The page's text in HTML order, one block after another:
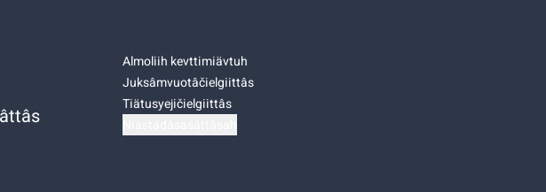
Almoliih kevttimiävtuh
Juksâmvuotâčielgiittâs
Tiätusyejičielgiittâs